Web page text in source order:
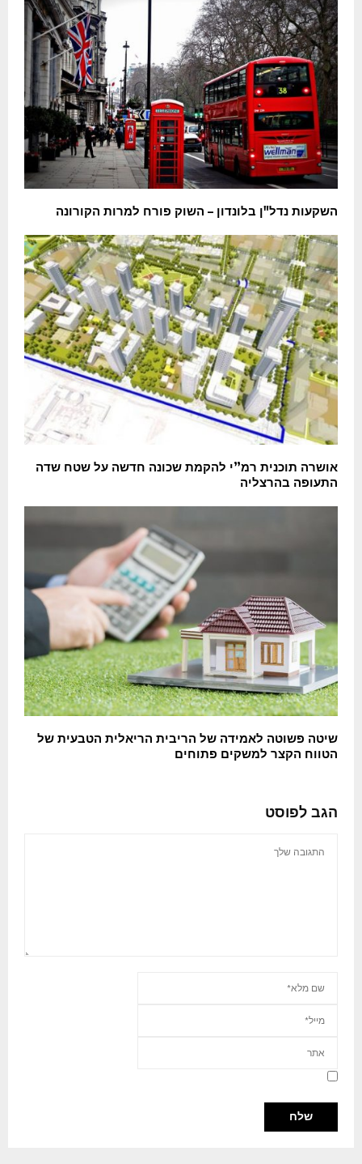
השקעות נדל"ן בלונדון – השוק פורח למרות הקורונה
אושרה תוכנית רמ”י להקמת שכונה חדשה על שטח שדה
התעופה בהרצליה
שיטה פשוטה לאמידה של הריבית הריאלית הטבעית של
הטווח הקצר למשקים פתוחים
הגב לפוסט